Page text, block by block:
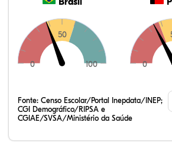
0
50
100 0
Fonte: Censo Escolar/Portal Inepdata/INEP;
CGI Demográfico/RIPSA e
CGIAE/SVSA/Ministério da Saúde